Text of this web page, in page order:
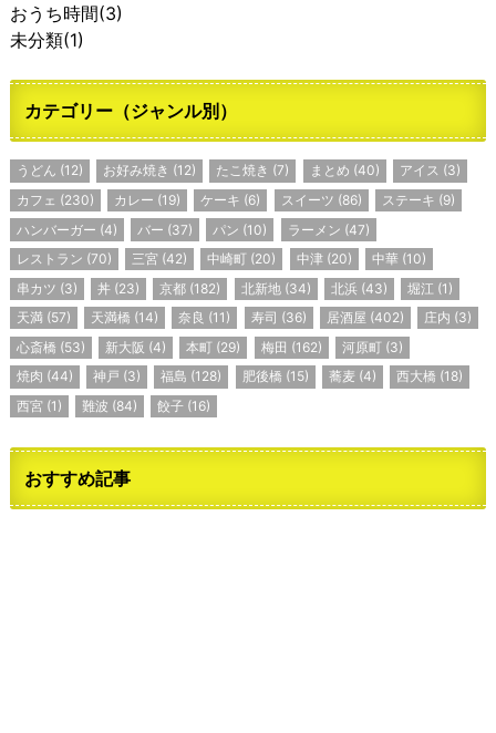
おうち時間(3)
未分類(1)
カテゴリー（ジャンル別）
うどん (12) お好み焼き (12) たこ焼き (7) まとめ (40) アイス (3)
カフェ (230) カレー (19) ケーキ (6) スイーツ (86) ステーキ (9)
ハンバーガー (4) バー (37) パン (10) ラーメン (47)
レストラン (70) 三宮 (42) 中崎町 (20) 中津(20) 中華(10)
串カツ (3) 丼 (23) 京都 (182) 北新地(34) 北浜(43) 堀江 (1)
天満 (57) 天満橋 (14) 奈良 (11) 寿司 (36) 居酒屋 (402) 庄内 (3)
心斎橋 (53) 新大阪 (4) 本町 (29) 梅田 (162) 河原町 (3)
焼肉 (44) 神戸 (3) 福島 (128) 肥後橋 (15) 蕎麦(4) 西大橋 (18)
西宮(1) 難波 (84) 餃子 (16)
おすすめ記事